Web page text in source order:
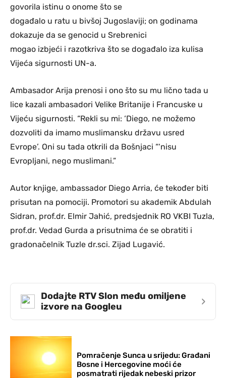
govorila istinu o onome što se
događalo u ratu u bivšoj Jugoslaviji; on godinama
dokazuje da se genocid u Srebrenici
mogao izbjeći i razotkriva što se događalo iza kulisa
Vijeća sigurnosti UN-a.
Ambasador Arija prenosi i ono što su mu lično tada u
lice kazali ambasadori Velike Britanije i Francuske u
Vijeću sigurnosti. “Rekli su mi: ‘Diego, ne možemo
dozvoliti da imamo muslimansku državu usred
Evrope’. Oni su tada otkrili da Bošnjaci “‘nisu
Evropljani, nego muslimani.”
Autor knjige, ambassador Diego Arria, će tekođer biti
prisutan na pomociji. Promotori su akademik Abdulah
Sidran, prof.dr. Elmir Jahić, predsjednik RO VKBI Tuzla,
prof.dr. Vedad Gurda a prisutnima će se obratiti i
gradonačelnik Tuzle dr.sci. Zijad Lugavić.
Dodajte RTV Slon među omiljene
izvore na Googleu
›
Pomračenje Sunca u srijedu: Građani
Bosne i Hercegovine moći će
posmatrati rijedak nebeski prizor